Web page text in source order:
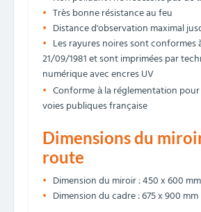
Très bonne résistance au feu
Distance d'observation maximal
Les rayures noires sont conformes
21/09/1981 et sont imprimées par
numérique avec encres UV
Conforme àla réglementation pour
voies publiques française
Dimensions du
route
Dimension du miroir : 450 x 600 mm
Dimension du cadre : 675 x 900 mm